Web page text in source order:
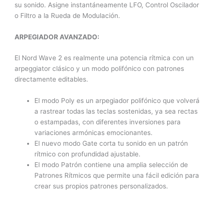
su sonido. Asigne instantáneamente LFO, Control Oscilador
o Filtro a la Rueda de Modulación.
ARPEGIADOR AVANZADO:
El Nord Wave 2 es realmente una potencia rítmica con un
arpeggiator clásico y un modo polifónico con patrones
directamente editables.
El modo Poly es un arpegiador polifónico que volverá
a rastrear todas las teclas sostenidas, ya sea rectas
o estampadas, con diferentes inversiones para
variaciones armónicas emocionantes.
El nuevo modo Gate corta tu sonido en un patrón
rítmico con profundidad ajustable.
El modo Patrón contiene una amplia selección de
Patrones Rítmicos que permite una fácil edición para
crear sus propios patrones personalizados.